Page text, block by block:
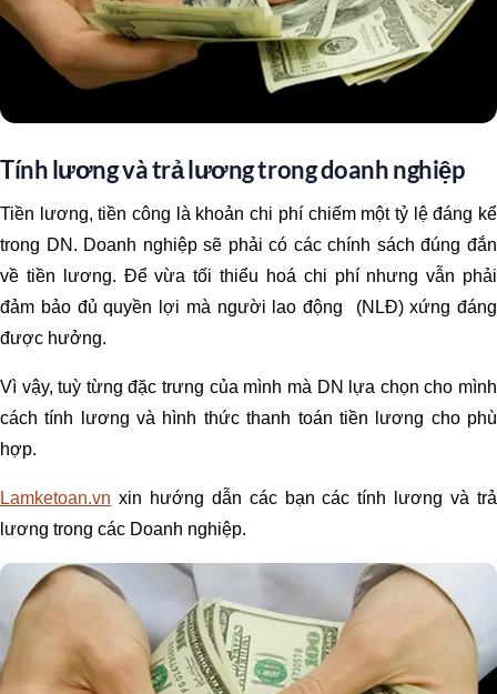
Tính lương và trả lương trong doanh nghiệp
Tiền lương, tiền công là khoản chi phí chiếm một tỷ lệ đáng kể
trong DN. Doanh nghiệp sẽ phải có các chính sách đúng đắn
về tiền lương. Để vừa tối thiểu hoá chi phí nhưng vẫn phải
đảm bảo đủ quyền lợi mà người lao động (NLĐ) xứng đáng
được hưởng.
Vì vậy, tuỳ từng đặc trưng của mình mà DN lựa chọn cho mình
cách tính lương và hình thức thanh toán tiền lương cho phù
hợp.
Lamketoan.vn xin hướng dẫn các bạn các tính lương và trả
lương trong các Doanh nghiệp.